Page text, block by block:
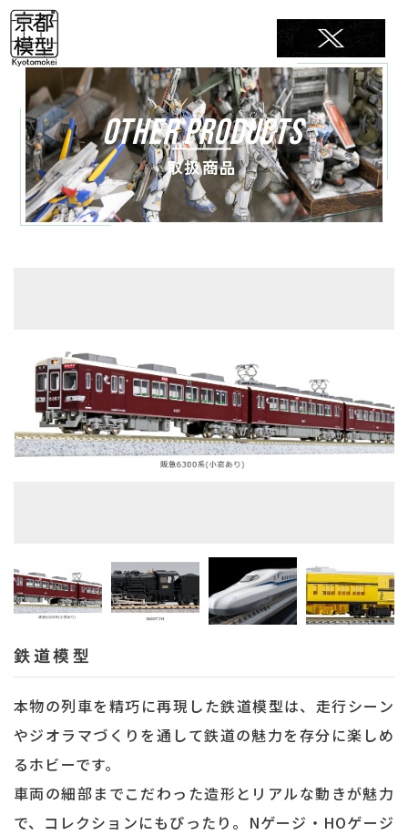
OTHER PRODUCTS
取扱商品
鉄道模型
本物の列車を精巧に再現した鉄道模型は、走行シーン
やジオラマづくりを通して鉄道の魅力を存分に楽しめ
るホビーです。
車両の細部までこだわった造形とリアルな動きが魅力
で、コレクションにもぴったり。Nゲージ・HOゲージ